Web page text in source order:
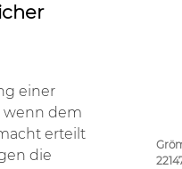
einer
wenn dem
erteilt
die